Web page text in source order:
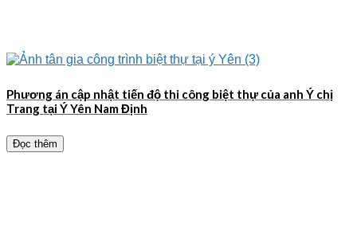
Phương án cập nhật tiến độ thi công biệt thự của anh Ý chị
Trang tại Ý Yên Nam Định
Đọc thêm